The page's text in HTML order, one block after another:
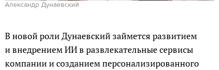
Александр Дунаевский
В новой роли Дунаевский займется развитием
и внедрением ИИ в развлекательные сервисы
компании и созданием персонализированного